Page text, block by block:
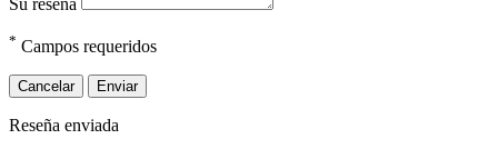
* Campos requeridos
Cancelar Enviar
Reseña enviada